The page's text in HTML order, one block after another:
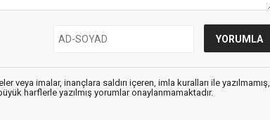
veya imalar, inançlara saldırı içeren, imla kuralları ile yazılmamış,
harflerle yazılmış yorumlar onaylanmamaktadır.